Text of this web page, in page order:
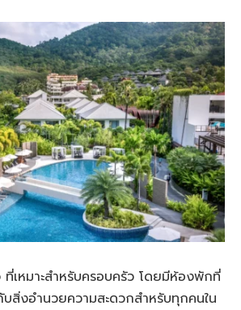
เหมาะสำหรับครอบครัว โดยมีห้องพักที่
สิ่งอำนวยความสะดวกสำหรับทุกคนใน